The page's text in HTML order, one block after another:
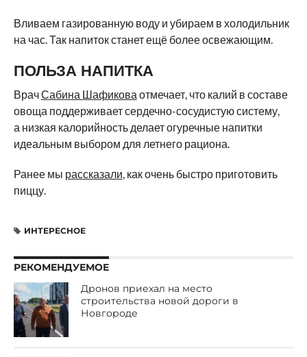
Вливаем газированную воду и убираем в холодильник
на час. Так напиток станет ещё более освежающим.
ПОЛЬЗА НАПИТКА
ВрачСабина Шафикова отмечает, что калий в составе
овоща поддерживает сердечно-сосудистую систему,
а низкая калорийность делает огуречные напитки
идеальным выбором для летнего рациона.
Ранее мы рассказали, как очень быстро приготовить
пиццу.
ИНТЕРЕСНОЕ
РЕКОМЕНДУЕМОЕ
Дронов приехал на место
строительства новой дороги в
Новгороде